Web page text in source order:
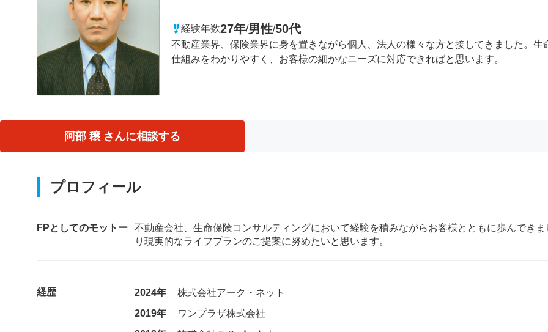
経験年数27年/男性/50代
不動産業界、保険業界に身を置きながら個人、法人の様々な方と接してきました。生
仕組みをわかりやすく、お客様の細かなニーズに対応できればと思います。
阿部 穣 さんに相談する
プロフィール
FPとしてのモットー
不動産会社、生命保険コンサルティングにおいて経験を積みながらお客様とともに歩んできま
り現実的なライフプランのご提案に努めたいと思います。
経歴 2024年
株式会社アーク・ネット
2019年
ワンプラザ株式会社